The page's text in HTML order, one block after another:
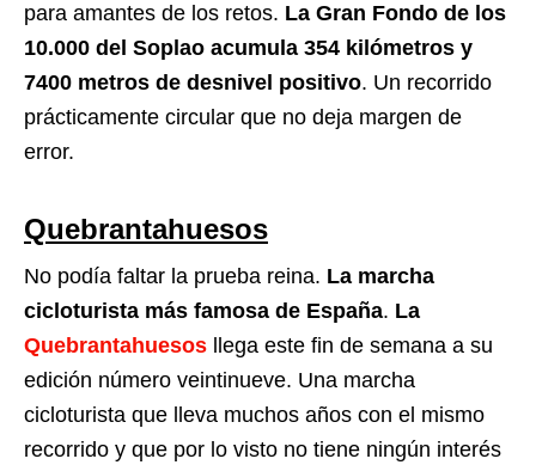
para amantes de los retos. La Gran Fondo de los
10.000 del Soplao acumula 354 kilómetros y
7400 metros de desnivel positivo. Un recorrido
prácticamente circular que no deja margen de
error.
Quebrantahuesos
No podía faltar la prueba reina. La marcha
cicloturista más famosa de España. La
Quebrantahuesos llega este fin de semana a su
edición número veintinueve. Una marcha
cicloturista que lleva muchos años con el mismo
recorrido y que por lo visto no tiene ningún interés